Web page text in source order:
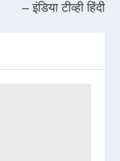
– इंडिया टीव्ही हिंदी